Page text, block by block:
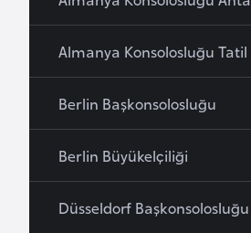
Almanya Konsolosluğu
Berlin Başkonsolosluğu
Berlin Büyükelçiliği
Düsseldorf Başkonsolosluğu
y
n
B
a
n
a